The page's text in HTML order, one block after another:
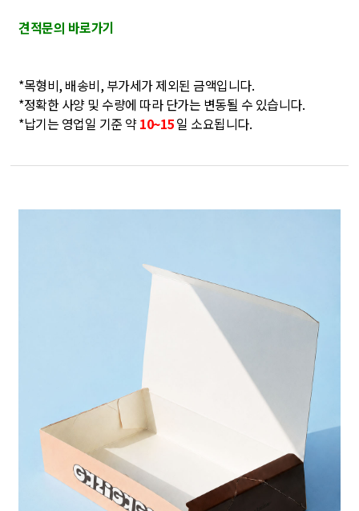
견적문의 바로가기
*목형비, 배송비, 부가세가 제외된 금액입니다.
*정확한 사양 및 수량에 따라 단가는 변동될 수 있습니다.
*납기는 영업일 기준 약10~15일 소요됩니다.